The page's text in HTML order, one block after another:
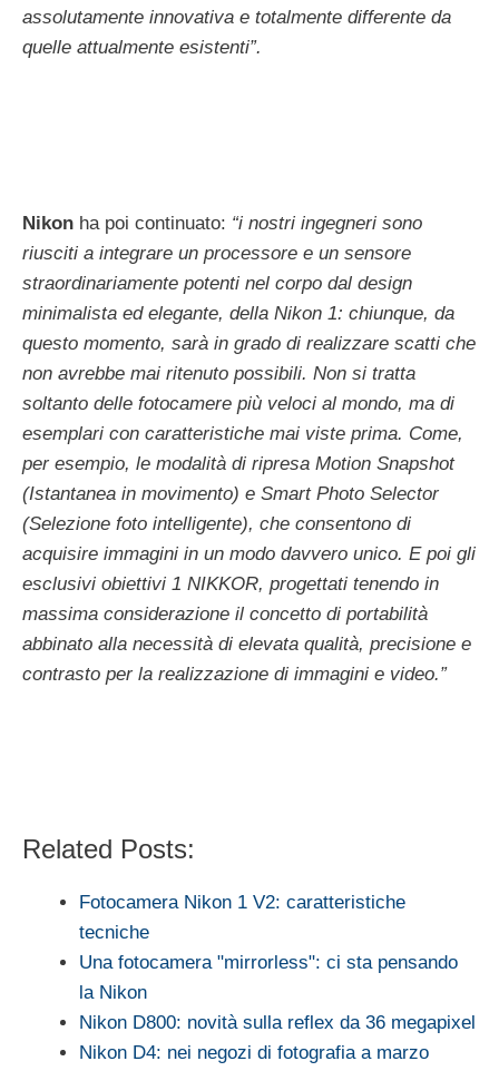
assolutamente innovativa e totalmente differente da
quelle attualmente esistenti”.
Nikon ha poi continuato: “i nostri ingegneri sono
riusciti a integrare un processore e un sensore
straordinariamente potenti nel corpo dal design
minimalista ed elegante, della Nikon 1: chiunque, da
questo momento, sarà in grado di realizzare scatti che
non avrebbe mai ritenuto possibili. Non si tratta
soltanto delle fotocamere più veloci al mondo, ma di
esemplari con caratteristiche mai viste prima. Come,
per esempio, le modalità di ripresa Motion Snapshot
(Istantanea in movimento) e Smart Photo Selector
(Selezione foto intelligente), che consentono di
acquisire immagini in un modo davvero unico. E poi gli
esclusivi obiettivi 1 NIKKOR, progettati tenendo in
massima considerazione il concetto di portabilità
abbinato alla necessità di elevata qualità, precisione e
contrasto per la realizzazione di immagini e video.”
Related Posts:
Fotocamera Nikon 1 V2: caratteristiche
tecniche
Una fotocamera "mirrorless": ci sta pensando
la Nikon
Nikon D800: novità sulla reflex da 36 megapixel
Nikon D4: nei negozi di fotografia a marzo